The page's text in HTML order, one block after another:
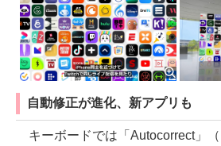
自動修正が進化、新アプリも
キーボードでは「Autocorrect」